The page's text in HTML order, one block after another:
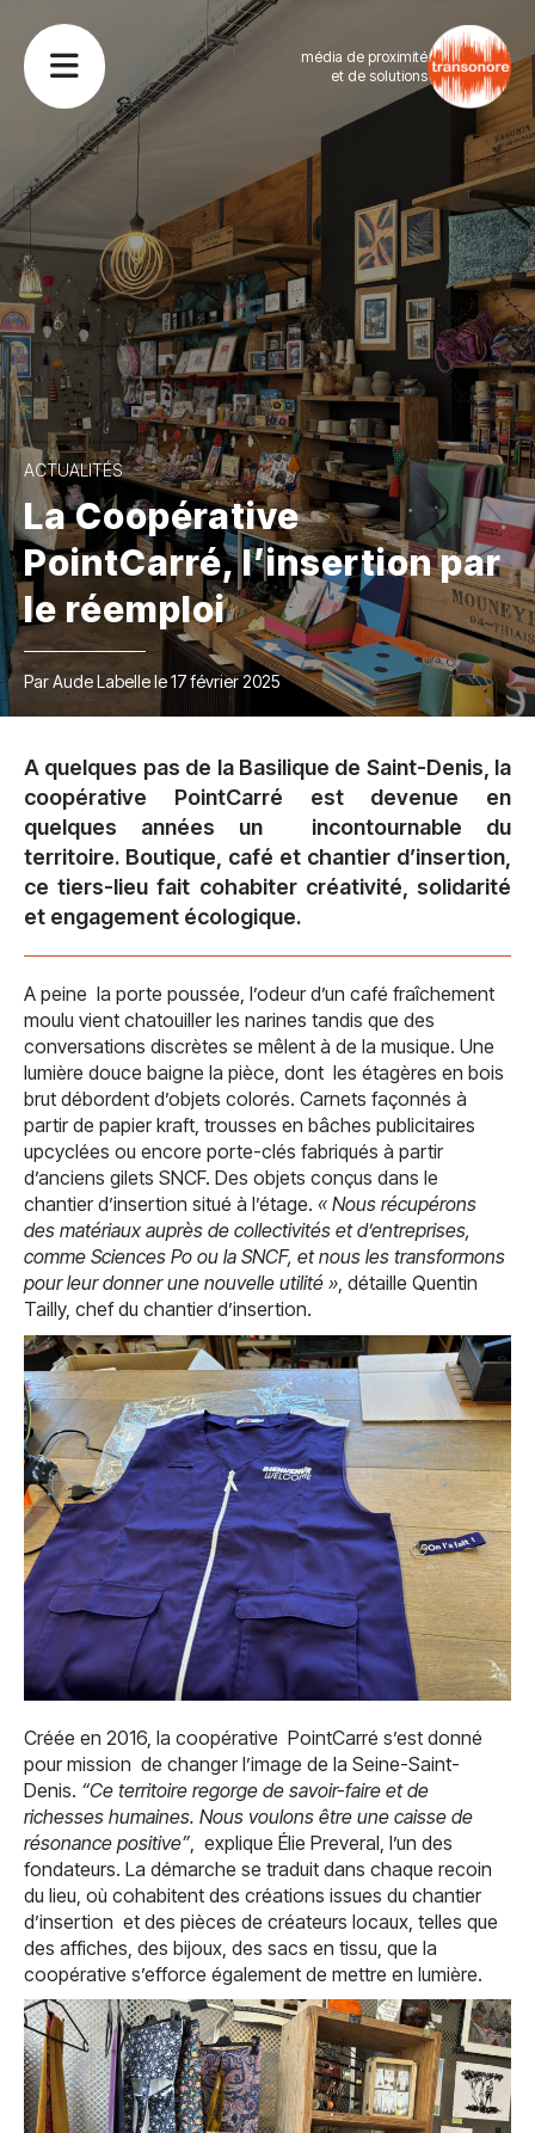
média de proximité
et de solutions
ACTUALITÉS
La Coopérative
PointCarré, l’insertion par
le réemploi
Par Aude Labelle le 17 février 2025
A quelques pas de la Basilique de Saint-Denis, la
coopérative PointCarré est devenue en
quelques années un incontournable du
territoire. Boutique, café et chantier d’insertion,
ce tiers-lieu fait cohabiter créativité, solidarité
et engagement écologique.
A peine la porte poussée, l’odeur d’un café fraîchement
moulu vient chatouiller les narines tandis que des
conversations discrètes se mêlent à de la musique. Une
lumière douce baigne la pièce, dont les étagères en bois
brut débordent d’objets colorés. Carnets façonnés à
partir de papier kraft, trousses en bâches publicitaires
upcyclées ou encore porte-clés fabriqués à partir
d’anciens gilets SNCF. Des objets conçus dans le
chantier d’insertion situé à l’étage. « Nous récupérons
des matériaux auprès de collectivités et d’entreprises,
comme Sciences Po ou la SNCF, et nous les transformons
pour leur donner une nouvelle utilité », détaille Quentin
Tailly, chef du chantier d’insertion.
Créée en 2016, la coopérative PointCarré s’est donné
pour mission de changer l’image de la Seine-Saint-
Denis. “Ce territoire regorge de savoir-faire et de
richesses humaines. Nous voulons être une caisse de
résonance positive” , explique Élie Preveral, l’un des
fondateurs. La démarche se traduit dans chaque recoin
du lieu, où cohabitent des créations issues du chantier
d’insertion et des pièces de créateurs locaux, telles que
des affiches, des bijoux, des sacs en tissu, que la
coopérative s’efforce également de mettre en lumière.